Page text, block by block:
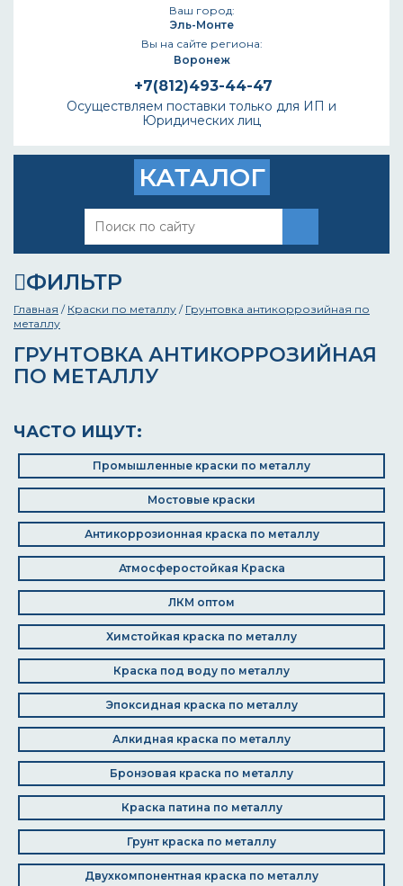
Ваш город:
Эль-Монте
Вы на сайте региона:
Воронеж
+7(812)493-44-47
Осуществляем поставки только для ИП и
Юридических лиц
КАТАЛОГ
ФИЛЬТР
Главная / Краски по металлу / Грунтовка антикоррозийная по
металлу
ГРУНТОВКА АНТИКОРРОЗИЙНАЯ
ПО МЕТАЛЛУ
ЧАСТО ИЩУТ:
Промышленные краски по металлу
Мостовые краски
Антикоррозионная краска по металлу
Атмосферостойкая Краска
ЛКМ оптом
Химстойкая краска по металлу
Краска под воду по металлу
Эпоксидная краска по металлу
Алкидная краска по металлу
Бронзовая краска по металлу
Краска патина по металлу
Грунт краска по металлу
Двухкомпонентная краска по металлу